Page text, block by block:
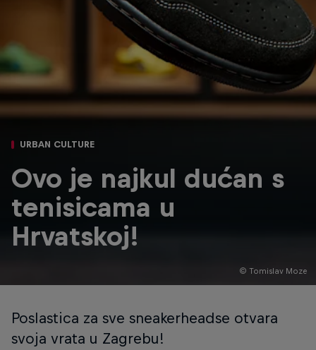
© Tomislav Moze
URBAN CULTURE
Ovo je najkul dućan s
tenisicama u
Hrvatskoj!
Poslastica za sve sneakerheadse otvara
svoja vrata u Zagrebu!